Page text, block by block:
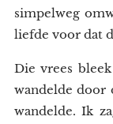
simpelweg
liefde voor dat
Die vrees
wandelde door
wandelde. Ik